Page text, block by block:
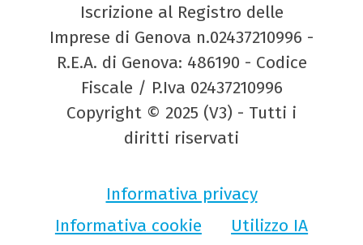
Iscrizione al Registro delle
Imprese di Genova n.02437210996 -
R.E.A. di Genova: 486190 - Codice
Fiscale / P.Iva 02437210996
Copyright © 2025 (V3) - Tutti i
diritti riservati
Informativa privacy
Informativa cookie
Utilizzo IA